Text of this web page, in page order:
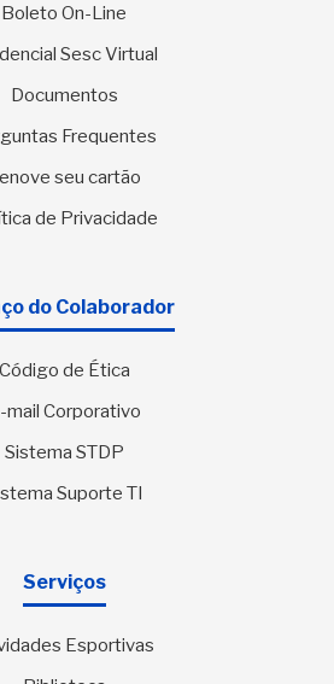
Boleto On-Line
Sesc Virtual
Documentos
Frequentes
seu cartão
de Privacidade
do Colaborador
Código de Ética
mail Corporativo
Sistema STDP
Suporte TI
Serviços
Esportivas